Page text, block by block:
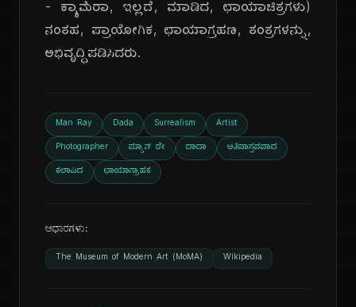
- ಕ್ಯಾಮೆರಾ, ಇಲ್ಲದೆ, ಮಾಡಿದ, ಛಾಯಾಚಿತ್ರಗಳು)
ನಂತಹ, ಪ್ರಾಯೋಗಿಕ, ಛಾಯಾಗ್ರಹಣ, ತಂತ್ರಗಳನ್ನು,
ಅಭಿವೃದ್ಧಿಪಡಿಸಿದರು.
Man Ray Dada Surrealism Artist
Photographer ಮ್ಯಾನ್ ರೇ ದಾದಾ ಅತಿವಾಸ್ತವವಾದ
ಕಲಾವಿದ ಛಾಯಾಗ್ರಾಹಕ
ಆಧಾರಗಳು:
The Museum of Modern Art (MoMA) Wikipedia